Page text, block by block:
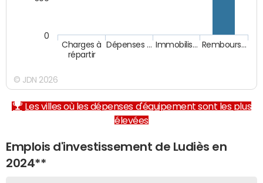
Charges à
répartir
Dépenses … Immobilis… Rembours…
0
© JDN 2026
Les villes où les dépenses d'équipement sont les plus
élevées
Emplois d'investissement de Ludiès en
2024**